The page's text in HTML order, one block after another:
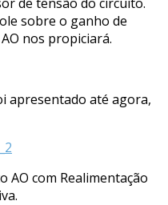
sobre o ganho de
nos propiciará.
apresentado até agora,
AO com Realimentação